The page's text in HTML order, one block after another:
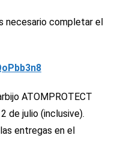
necesario completar el
ATOMPROTECT
de julio (inclusive).
entregas en el